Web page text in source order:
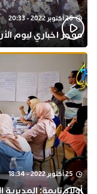
26 أكتوبر 2022 - 20:33
موجز اخباري ليوم الأربعاء 26
25 أكتوبر 2022 - 18:34